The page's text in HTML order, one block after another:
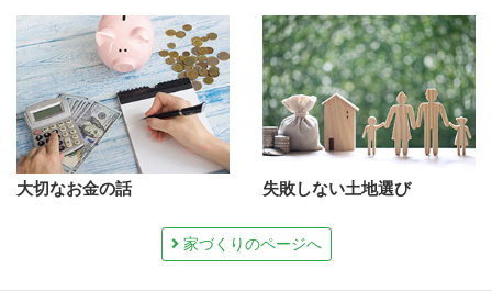
大切なお金の話 失敗しない土地選び
家づくりのページへ